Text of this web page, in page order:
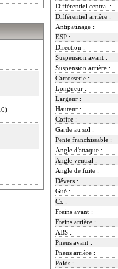
Différentiel central :
Différentiel arrière :
Antipatinage :
ESP :
Direction :
Suspension avant :
Suspension arrière :
Carrosserie :
Longueur :
Largeur :
Hauteur :
Coffre :
Garde au sol :
Pente franchissable :
Angle d'attaque :
Angle ventral :
Angle de fuite :
Dévers :
Gué :
Cx :
Freins avant :
Freins arrière :
ABS :
Pneus avant :
Pneus arrière :
Poids :